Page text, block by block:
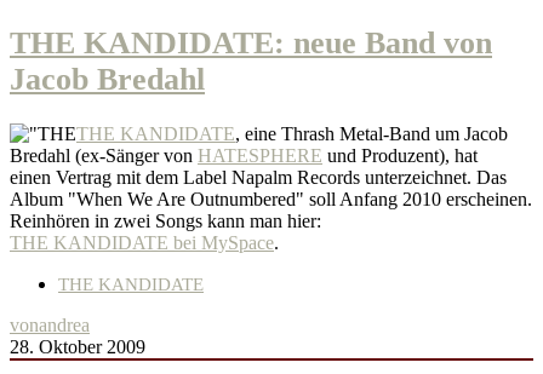
THE KANDIDATE: neue Band von
Jacob Bredahl
THE KANDIDATE, eine Thrash Metal-Band um Jacob
Bredahl (ex-Sänger von HATESPHERE und Produzent), hat
einen Vertrag mit dem Label Napalm Records unterzeichnet. Das
Album "When We Are Outnumbered" soll Anfang 2010 erscheinen.
Reinhören in zwei Songs kann man hier:
THE KANDIDATE bei MySpace.
THE KANDIDATE
vonandrea
28. Oktober 2009